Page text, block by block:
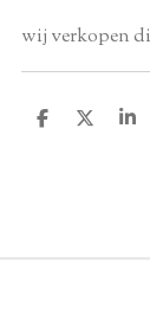
wij verkopen
D
D
S